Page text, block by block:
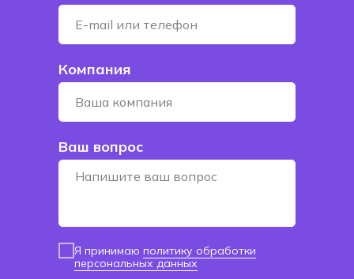
Компания
Ваш вопрос
Я принимаю политику обработки
персональных данных